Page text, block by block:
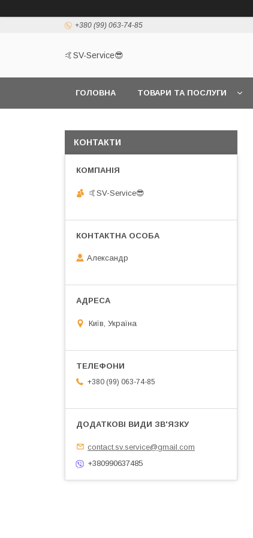
+380 (99) 063-74-85
🤙SV-Service😎
ГОЛОВНА ТОВАРИ ТА ПОСЛУГИ
КОНТАКТИ
🤙SV-Service😎
Александр
Київ, Україна
+380 (99) 063-74-85
contact.sv.service@gmail.com
+380990637485